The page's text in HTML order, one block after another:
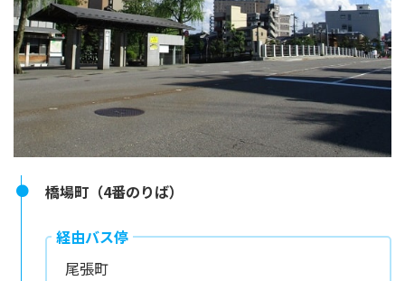
橋場町（4番のりば）
経由バス停
尾張町